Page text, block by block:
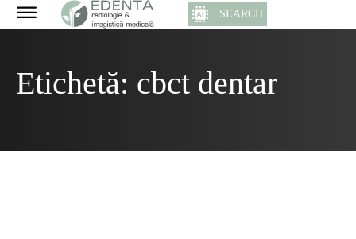
SEARCH
Etichetă: cbct dentar